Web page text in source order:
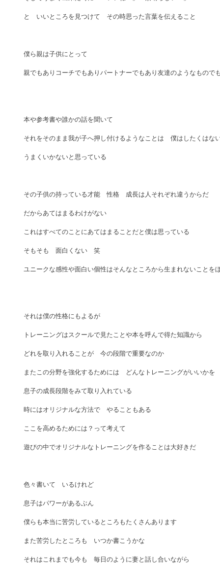
と　いいところを見つけて　その時思った言葉を伝えること
僕ら親は子供にとって
親でもありコーチでもありパートナーでもあり友達のようなもので
本や参考書や誰かの話を聞いて
それをそのまま我が子へ押し付けるようなことは　僕はしたくはな
うまくいかないと思っている
その子供の持っている才能　性格　成長は人それぞれ違うからだ
だからあてはまるわけがない
これはすべてのことにあてはまることだと僕は思っている
そもそも　面白くない　笑
ユニークな感性や面白い個性はそんなところから生まれないことを
それは僕の性格にもよるが
トレーニングはスクールで見たことや本を呼んで得た知識から
どれを取り入れることが　今の段階で重要なのか
またこの分野を強化するためには　どんなトレーニングがいいかを
息子の成長段階をみて取り入れている
時にはオリジナルな方法で　やることもある
ここを高めるためには？って考えて
遊びの中でオリジナルなトレーニングを作ることは大好きだ
色々書いて　いるけれど
息子はパワーがあるぶん
僕らも本当に苦労しているところもたくさんあります
また苦労したところも　いつか書こうかな
それはこれまでも今も　毎日のように妻と話し合いながら